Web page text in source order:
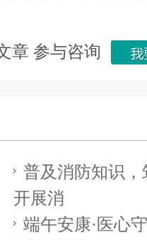
章 参与咨询
普及消防知识
开展消
端午安康·医心